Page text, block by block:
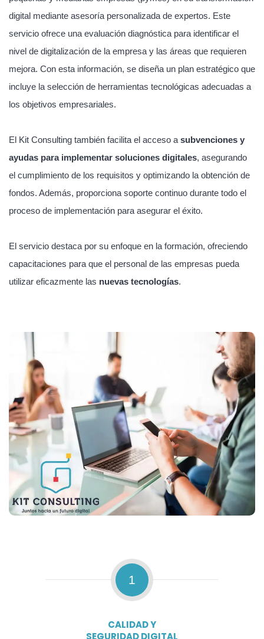
digital mediante asesoría personalizada de expertos. Este
servicio ofrece una evaluación diagnóstica para identificar el
nivel de digitalización de la empresa y las áreas que requieren
mejora. Con esta información, se diseña un plan estratégico que
incluye la selección de herramientas tecnológicas adecuadas a
los objetivos empresariales.
El Kit Consulting también facilita el acceso a subvenciones y
ayudas para implementar soluciones digitales, asegurando
el cumplimiento de los requisitos y optimizando la obtención de
fondos. Además, proporciona soporte continuo durante todo el
proceso de implementación para asegurar el éxito.
El servicio destaca por su enfoque en la formación, ofreciendo
capacitaciones para que el personal de las empresas pueda
utilizar eficazmente las nuevas tecnologías.
1
CALIDAD Y
SEGURIDAD DIGITAL